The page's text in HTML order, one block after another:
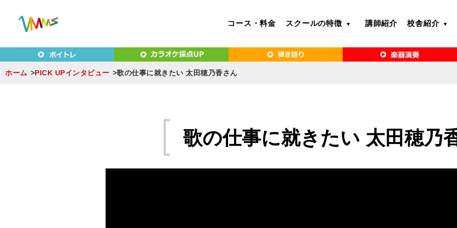
東京（新宿・八王子）・横浜・名古屋・京都で「本気」になれ
MUSIC SCHOOL（ベリーメリー）
東京（新宿・八王子）・横浜・名古屋・京都で「本気」になれるボイトレ教室｜VERY MERRY MUSIC SCHOOL（ベリーメリー）
コース・料金 スクールの特徴 講師紹介 校舎紹介
ホーム PICK UPインタビュー 歌の仕事に就きたい 太田穂乃香さん
歌の仕事に就きたい 太田穂乃